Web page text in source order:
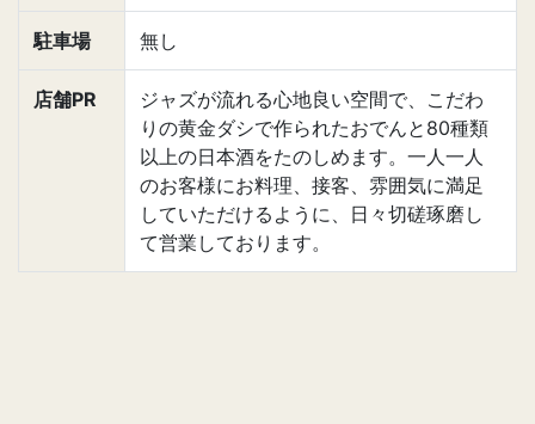
駐車場 無し
店舗PR
ジャズが流れる心地良い空間で、こだわ
りの黄金ダシで作られたおでんと80種類
以上の日本酒をたのしめます。一人一人
のお客様にお料理、接客、雰囲気に満足
していただけるように、日々切磋琢磨し
て営業しております。